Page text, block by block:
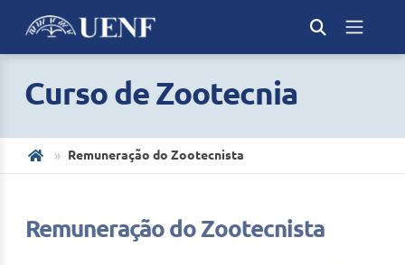
Curso de Zootecnia
Remuneração do Zootecnista
Remuneração do Zootecnista